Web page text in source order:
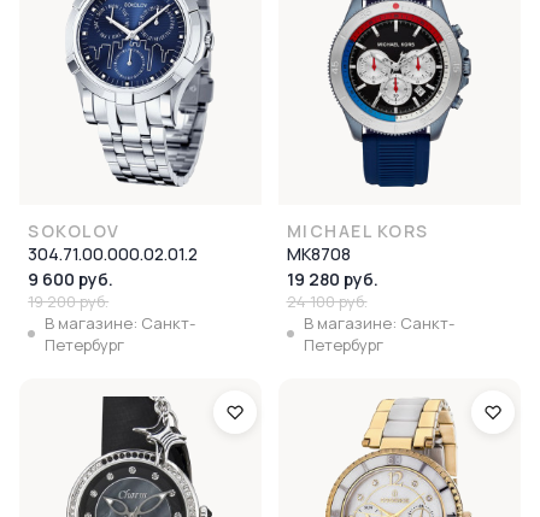
SOKOLOV
304.71.00.000.02.01.2
9 600 руб.
19 200 руб.
В магазине: Санкт-
Петербург
MICHAEL KORS
MK8708
19 280 руб.
24 100 руб.
В магазине: Санкт-
Петербург